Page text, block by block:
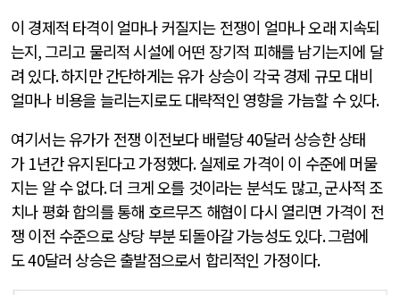
이 경제적 타격이 얼마나 커질지는 전쟁이 얼마나 오래 지속되
는지,그리고 물리적 시설에 어떤 장기적 피해를 남기는지에 달
려 있다.하지만 간단하게는 유가 상승이 각국 경제 규모 대비
얼마나 비용을 늘리는지로도 대략적인 영향을 가늠할 수 있다.
여기서는 유가가 전쟁 이전보다 배럴당40달러 상승한 상태
가 1년간 유지된다고 가정했다.실제로 가격이 이 수준에 머물
지는 알 수 없다.더 크게 오를 것이라는 분석도 많고,군사적 조
치나 평화 합의를 통해 호르무즈 해협이 다시 열리면 가격이 전
쟁 이전 수준으로 상당 부분 되돌아갈 가능성도 있다.그럼에
도40달러 상승은 출발점으로서 합리적인 가정이다.